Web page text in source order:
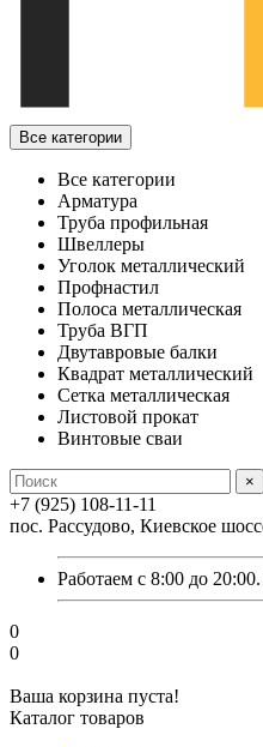
Все категории
Все категории
Арматура
Труба профильная
Швеллеры
Уголок металлический
Профнастил
Полоса металлическая
Труба ВГП
Двутавровые балки
Квадрат металлический
Сетка металлическая
Листовой прокат
Винтовые сваи
×
+7 (925) 108-11-11
пос. Рассудово, Киевское
Работаем с 8:00 до
0
0
Ваша корзина пуста!
Каталог товаров